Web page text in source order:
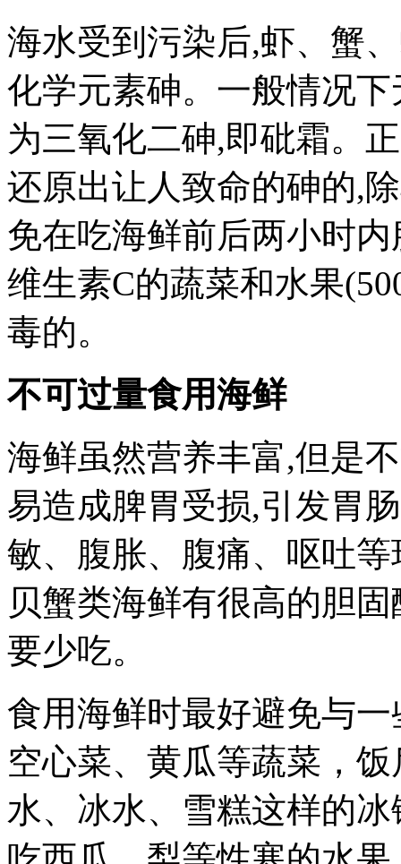
海水受到污染后,虾、蟹
化学元素砷。一般情况
为三氧化二砷,即砒霜。
还原出让人致命的砷的,
免在吃海鲜前后两小时
维生素C的蔬菜和水果
毒的。
不可过量食用海鲜
海鲜虽然营养丰富,但是
易造成脾胃受损,引发胃
敏、腹胀、腹痛、呕吐
贝蟹类海鲜有很高的胆
要少吃。
食用海鲜时最好避免与
空心菜、黄瓜等蔬菜，
水、冰水、雪糕这样的